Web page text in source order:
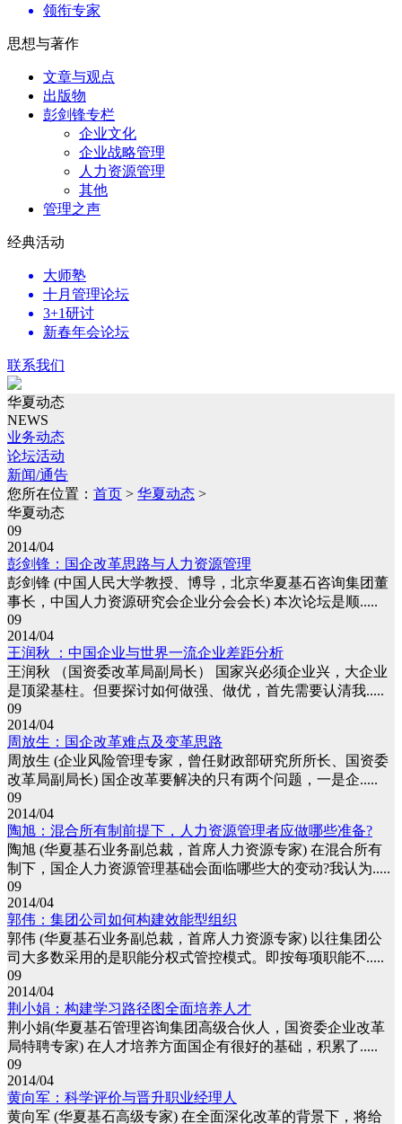
领衔专家
思想与著作
文章与观点
出版物
彭剑锋专栏
企业文化
企业战略管理
人力资源管理
其他
管理之声
经典活动
大师塾
十月管理论坛
3+1研讨
新春年会论坛
联系我们
华夏动态
NEWS
业务动态
论坛活动
新闻/通告
您所在位置： 首页 > 华夏动态 >
华夏动态
09
2014/04
彭剑锋：国企改革思路与人力资源管理
彭剑锋 (中国人民大学教授、博导，北京华夏基石咨询集团董
事长，中国人力资源研究会企业分会会长) 本次论坛是顺.....
09
2014/04
王润秋 ：中国企业与世界一流企业差距分析
王润秋 （国资委改革局副局长） 国家兴必须企业兴，大企业
是顶梁基柱。但要探讨如何做强、做优，首先需要认清我.....
09
2014/04
周放生：国企改革难点及变革思路
周放生 (企业风险管理专家，曾任财政部研究所所长、国资委
改革局副局长) 国企改革要解决的只有两个问题，一是企.....
09
2014/04
陶旭：混合所有制前提下，人力资源管理者应做哪些准备?
陶旭 (华夏基石业务副总裁，首席人力资源专家) 在混合所有
制下，国企人力资源管理基础会面临哪些大的变动?我认为.....
09
2014/04
郭伟：集团公司如何构建效能型组织
郭伟 (华夏基石业务副总裁，首席人力资源专家) 以往集团公
司大多数采用的是职能分权式管控模式。即按每项职能不.....
09
2014/04
荆小娟：构建学习路径图全面培养人才
荆小娟(华夏基石管理咨询集团高级合伙人，国资委企业改革
局特聘专家) 在人才培养方面国企有很好的基础，积累了.....
09
2014/04
黄向军：科学评价与晋升职业经理人
黄向军 (华夏基石高级专家) 在全面深化改革的背景下，将给